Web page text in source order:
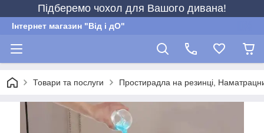
Підберемо чохол для Вашого дивана!
Інтернет магазин "Від і дО"
Товари та послуги Простирадла на резинці,